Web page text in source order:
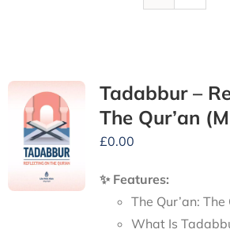
Tadabbur –
The Qur’an
£0.00
✨ Features:
The Qur’an:
What Is